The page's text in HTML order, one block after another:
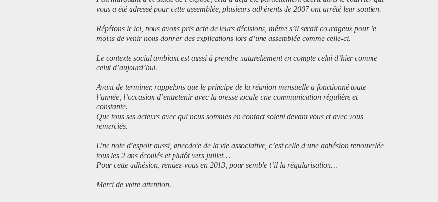
vous a été adressé pour cette assemblée, plusieurs adhérents de 2007 ont arrêté leur soutien.
Répétons le ici, nous avons pris acte de leurs décisions, même s’il serait courageux pour le
moins de venir nous donner des explications lors d’une assemblée comme celle-ci.
Le contexte social ambiant est aussi à prendre naturellement en compte celui d’hier comme
celui d’aujourd’hui.
Avant de terminer, rappelons que le principe de la réunion mensuelle a fonctionné toute
l’année, l’occasion d’entretenir avec la presse locale une communication régulière et
constante.
Que tous ses acteurs avec qui nous sommes en contact soient devant vous et avec vous
remerciés.
Une note d’espoir aussi, anecdote de la vie associative, c’est celle d’une adhésion renouvelée
tous les 2 ans écoulés et plutôt vers juillet…
Pour cette adhésion, rendez-vous en 2013, pour semble t’il la régularisation…
Merci de votre attention.